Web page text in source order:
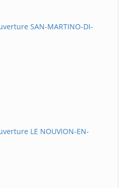
SAN-MARTINO-DI-
LE NOUVION-EN-